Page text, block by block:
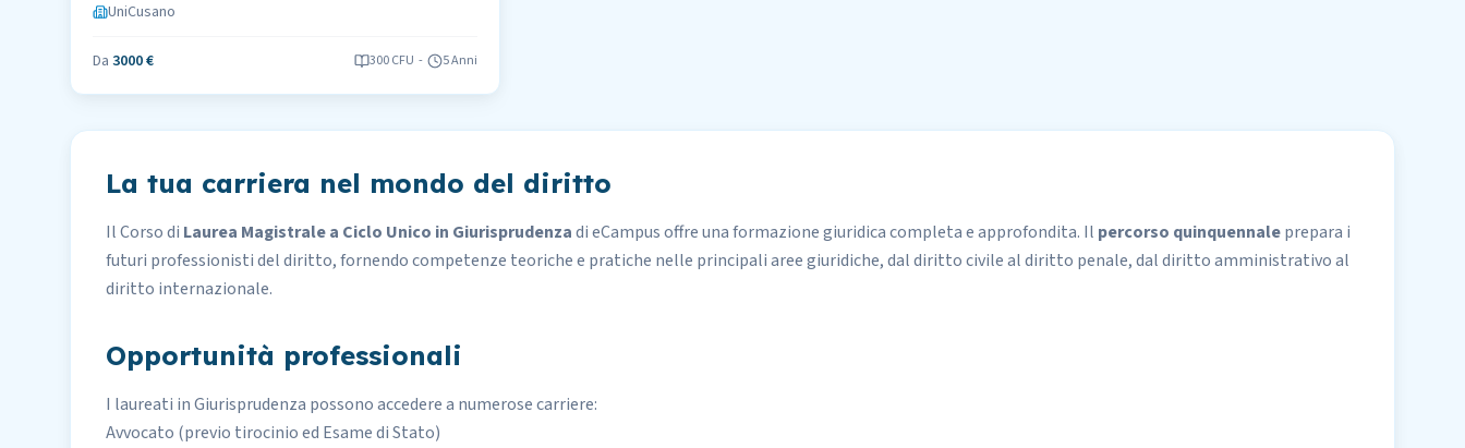
UniCusano
Da 3000 € 300CFU - 5 Anni
La tua carriera nel mondo del diritto
Il Corso di Laurea Magistrale a Ciclo Unico in GiurisprudenzadieCampusoffre una formazione giuridica completa e approfondita. Il percorso quinquennaleprepara i
futuri professionisti del diritto, fornendo competenze teoriche e pratiche nelle principali aree giuridiche, dal diritto civile al diritto penale, dal diritto amministrativo al
diritto internazionale.
Opportunità professionali
I laureati in Giurisprudenza possono accedere a numerose carriere:
Avvocato (previo tirocinio ed Esame di Stato)